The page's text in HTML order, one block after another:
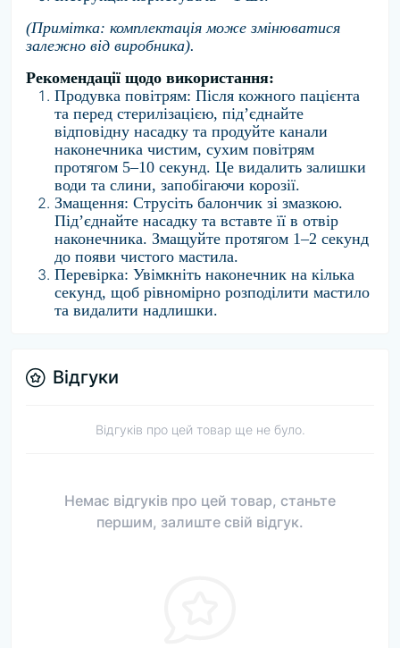
(Примітка: комплектація може змінюватися
залежно від виробника).
Рекомендації щодо використання:
Продувка повітрям: Після кожного пацієнта
та перед стерилізацією, під’єднайте
відповідну насадку та продуйте канали
наконечника чистим, сухим повітрям
протягом 5–10 секунд. Це видалить залишки
води та слини, запобігаючи корозії.
Змащення: Струсіть балончик зі змазкою.
Під’єднайте насадку та вставте її в отвір
наконечника. Змащуйте протягом 1–2 секунд
до появи чистого мастила.
Перевірка: Увімкніть наконечник на кілька
секунд, щоб рівномірно розподілити мастило
та видалити надлишки.
Відгуки
Відгуків про цей товар ще не було.
Немає відгуків про цей товар, станьте
першим, залиште свій відгук.